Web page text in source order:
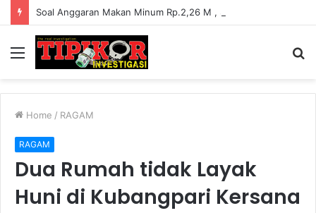
Menu
Home / RAGAM
RAGAM
Dua Rumah tidak Layak
Huni di Kubangpari Kersana